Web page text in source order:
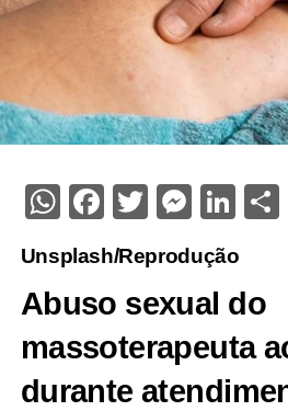
WhatsApp
Facebook
Twitter
Unsplash/Reprodução
Abuso sexual do
massoterapeuta
durante